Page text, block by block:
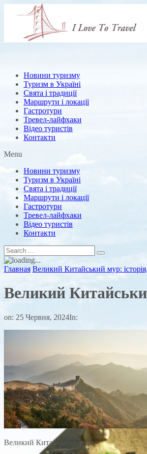
Новини туризму
Туризм в Україні
Свята і традиції
Маршрути і локації
Гастротури
Тревел-лайфхаки
Відео туристів
Контакти
Menu
Новини туризму
Туризм в Україні
Свята і традиції
Маршрути і локації
Гастротури
Тревел-лайфхаки
Відео туристів
Контакти
Главная Великий Китайський мур:
Великий
on: 25 Червня, 2024In:
Великий Китайський мур